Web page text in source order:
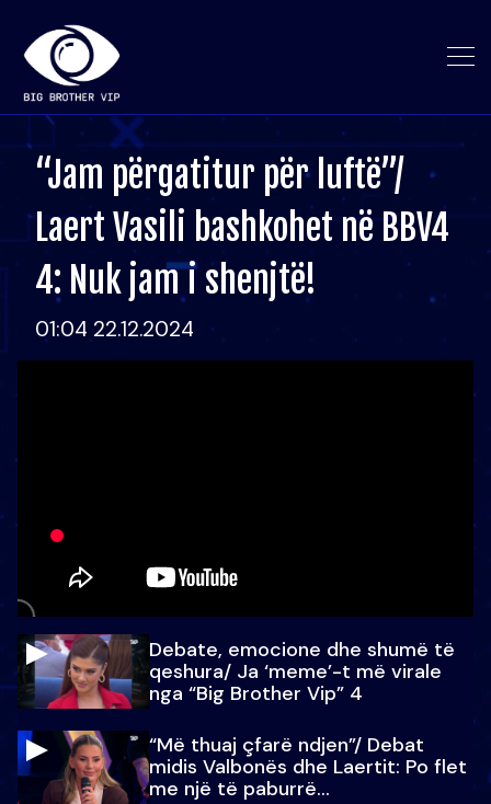
“Jam përgatitur për luftë”/
Laert Vasili bashkohet në BBV4
4: Nuk jam i shenjtë!
01:04 22.12.2024
Debate, emocione dhe shumë të
qeshura/ Ja ‘meme’-t më virale
nga “Big Brother Vip” 4
“Më thuaj çfarë ndjen”/ Debat
midis Valbonës dhe Laertit: Po flet
me një të paburrë...